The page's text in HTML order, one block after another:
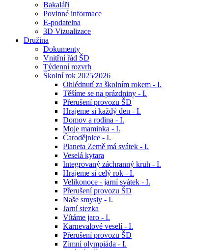
Bakaláři
Povinné informace
E-podatelna
3D Vizualizace
Družina
Dokumenty
Vnitřní řád ŠD
Týdenní rozvrh
Školní rok 2025⁄2026
Ohlédnutí za školním rokem - I.
Těšíme se na prázdniny - I.
Přerušení provozu ŠD
Hrajeme si každý den - I.
Domov a rodina - I.
Moje maminka - I.
Čarodějnice - I.
Planeta Země má svátek - I.
Veselá kytara
Integrovaný záchranný kruh - I.
Hrajeme si celý rok - I.
Velikonoce - jarní svátek - I.
Přerušení provozu ŠD
Naše smysly - I.
Jarní stezka
Vítáme jaro - I.
Karnevalové veselí - I.
Přerušení provozu ŠD
Zimní olympiáda - I.